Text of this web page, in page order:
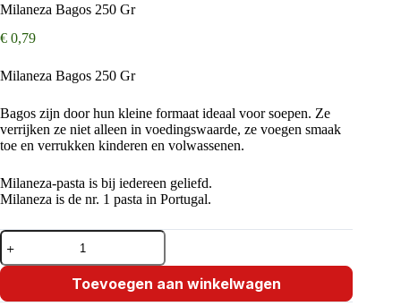
Milaneza Bagos 250 Gr
€ 0,79
Milaneza Bagos 250 Gr
Bagos zijn door hun kleine formaat ideaal voor soepen. Ze
verrijken ze niet alleen in voedingswaarde, ze voegen smaak
toe en verrukken kinderen en volwassenen.
Milaneza-pasta is bij iedereen geliefd.
Milaneza is de nr. 1 pasta in Portugal.
Milaneza
Bagos
250
aantal
Toevoegen aan winkelwagen